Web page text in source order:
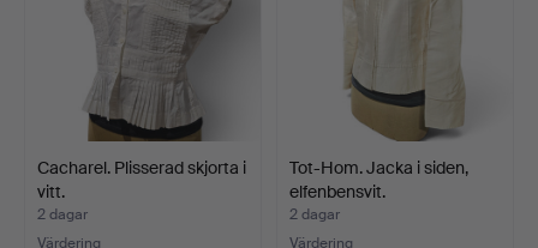
Cacharel. Plisserad skjorta i
vitt.
2 dagar
Värdering
Tot-Hom. Jacka i siden,
elfenbensvit.
2 dagar
Värdering